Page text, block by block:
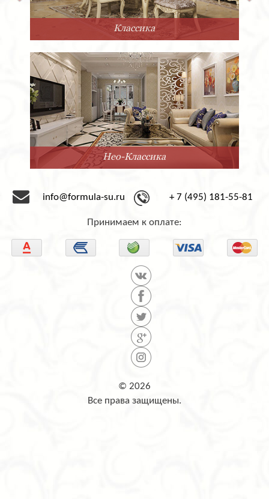
Классика
Нео-Классика
info@formula-su.ru + 7 (495) 181-55-81
Принимаем к оплате:
© 2026
Все права защищены.